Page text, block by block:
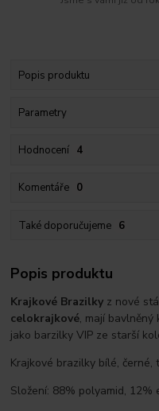
Popis produktu
Parametry
Hodnocení 4
Komentáře 0
Také doporučujeme 6
Popis produktu
Krajkové Brazilky z nové
celokrajkové, mají
jako barzilky VIP ze starší
Krajkové brazilky bílé, černé,
Složení: 88% polyamid, 12%